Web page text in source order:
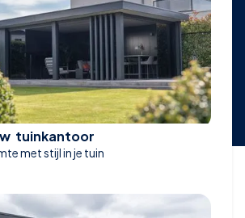
tuinkantoor
met stijl in je tuin